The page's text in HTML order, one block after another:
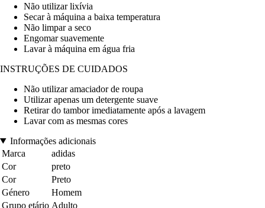
Não utilizar lixívia
Secar à máquina a baixa temperatura
Não limpar a seco
Engomar suavemente
Lavar à máquina em água fria
INSTRUÇÕES DE CUIDADOS
Não utilizar amaciador de roupa
Utilizar apenas um detergente suave
Retirar do tambor imediatamente após a lavagem
Lavar com as mesmas cores
Informações adicionais
Marca
adidas
Cor
preto
Cor
Preto
Género
Homem
Grupo etário Adulto